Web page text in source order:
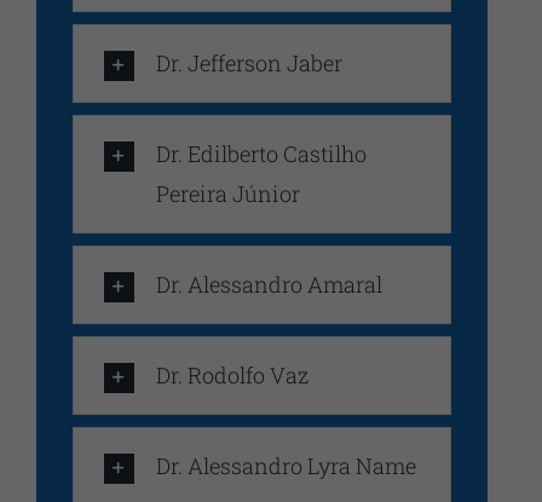
Dr. Jefferson Jaber
Dr. Edilberto Castilho
Pereira Júnior
Dr. Alessandro Amaral
Dr. Rodolfo Vaz
Dr. Alessandro Lyra Name